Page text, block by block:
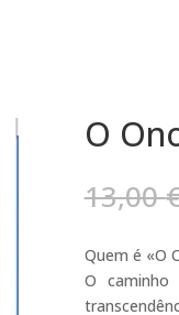
O
13,00
Quem é «O
O